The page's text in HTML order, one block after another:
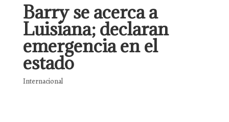
Barry se acerca a
Luisiana; declaran
emergencia en el
estado
Internacional